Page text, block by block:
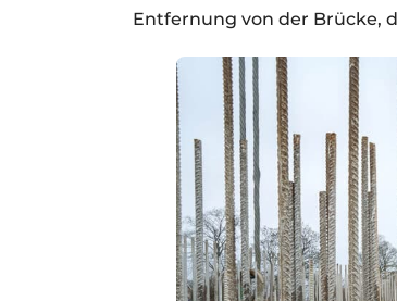
Entfernung von der Brücke,